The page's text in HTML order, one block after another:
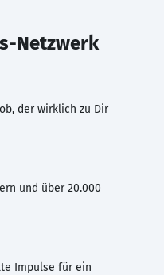
Netzwerk
der wirklich zu Dir
und über 20.000
Impulse für ein